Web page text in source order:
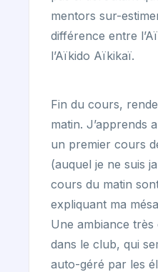
mentors sur-
différence entre
l’Aïkido Aïkikaï.
Fin du cours,
matin. J’apprends
un premier cours
(auquel je ne suis
cours du matin
expliquant ma
Une ambiance
dans le club, qui
auto-géré par les